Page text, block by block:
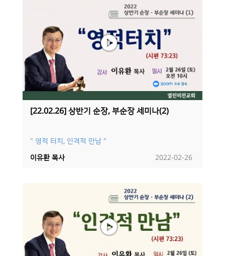
[22.02.26] 상반기 순장, 부순장 세미나(2)
" 영적 터치, 인격적 만남 "
2022-02-26
이유환 목사